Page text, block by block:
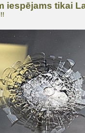
iespējams tikai